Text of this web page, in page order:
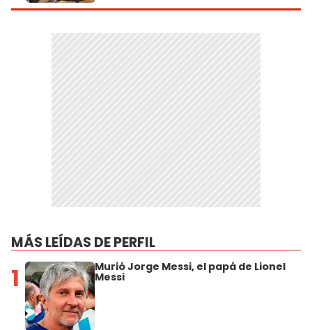
MÁS LEÍDAS DE PERFIL
1 Murió Jorge Messi, el papá de Lionel
Messi